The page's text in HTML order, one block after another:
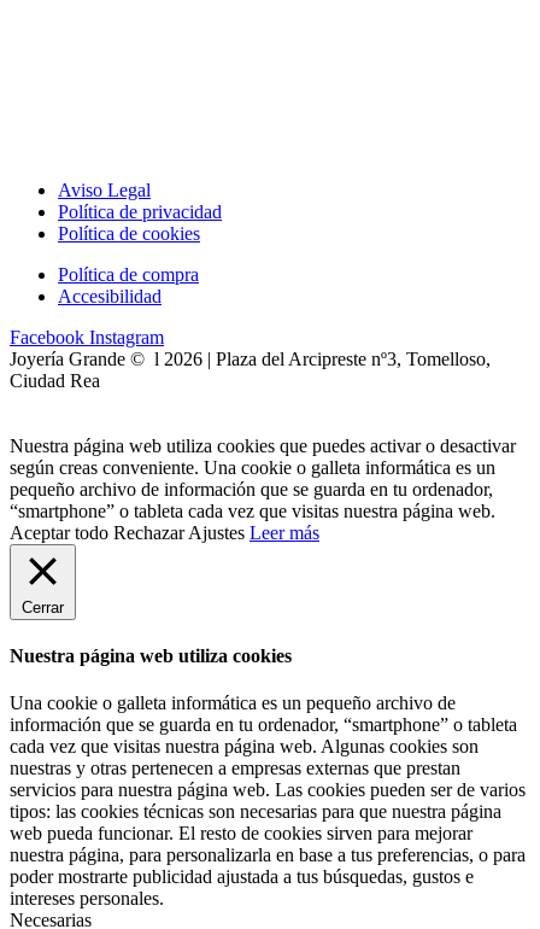
Aviso Legal
Política de privacidad
Política de cookies
Política de compra
Accesibilidad
Facebook Instagram
Joyería Grande © l 2026 | Plaza del Arcipreste nº3, Tomelloso,
Ciudad Rea
Nuestra página web utiliza cookies que puedes activar o desactivar
según creas conveniente. Una cookie o galleta informática es un
pequeño archivo de información que se guarda en tu ordenador,
“smartphone” o tableta cada vez que visitas nuestra página web.
Aceptar todo Rechazar Ajustes Leer más
Cerrar
Nuestra página web utiliza cookies
Una cookie o galleta informática es un pequeño archivo de
información que se guarda en tu ordenador, “smartphone” o tableta
cada vez que visitas nuestra página web. Algunas cookies son
nuestras y otras pertenecen a empresas externas que prestan
servicios para nuestra página web. Las cookies pueden ser de varios
tipos: las cookies técnicas son necesarias para que nuestra página
web pueda funcionar. El resto de cookies sirven para mejorar
nuestra página, para personalizarla en base a tus preferencias, o para
poder mostrarte publicidad ajustada a tus búsquedas, gustos e
intereses personales.
Necesarias